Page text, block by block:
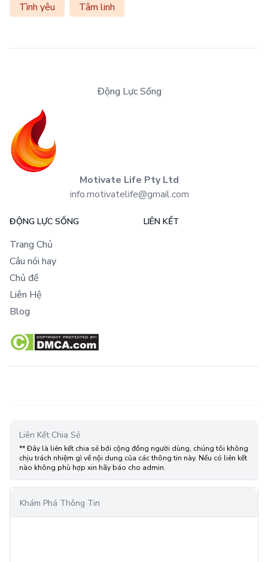
Tình yêu
Tâm linh
Động Lực Sống
Motivate Life Pty Ltd
info.motivatelife@gmail.com
ĐỘNG LỰC SỐNG
Trang Chủ
Câu nói hay
Chủ đề
Liên Hệ
Blog
LIÊN KẾT
Liên Kết Chia Sẻ
** Đây là liên kết chia sẻ bới cộng đồng người dùng, chúng tôi không
chịu trách nhiệm gì về nội dung của các thông tin này. Nếu có liên kết
nào không phù hợp xin hãy báo cho admin.
Khám Phá Thông Tin